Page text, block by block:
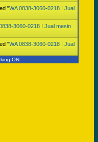
"WA 0838-3060-0218 I Jual
3060-0218 I Jual mesin
"WA 0838-3060-0218 I Jual
ON